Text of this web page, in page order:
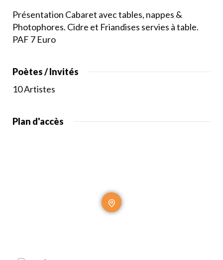
Présentation Cabaret avec tables, nappes &
Photophores. Cidre et Friandises servies à table.
PAF 7 Euro
Poètes / Invités
10 Artistes
Plan d'accès